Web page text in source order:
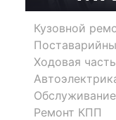
Кузовной
Ходовая
Ремонт КПП